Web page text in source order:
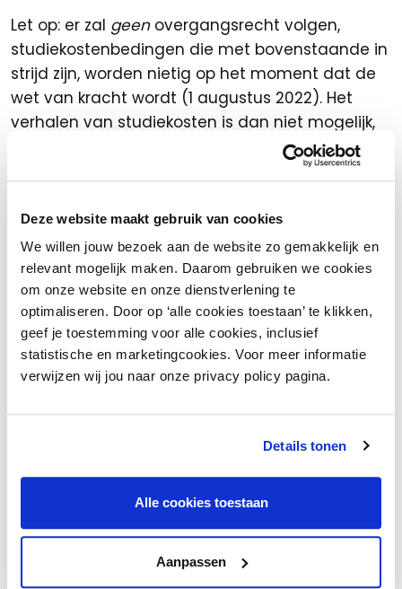
Deze website maakt gebruik van cookies
We willen jouw bezoek aan de website zo gemakkelijk en
relevant mogelijk maken. Daarom gebruiken we cookies
om onze website en onze dienstverlening te
optimaliseren. Door op ‘alle cookies toestaan’ te klikken,
geef je toestemming voor alle cookies, inclusief
statistische en marketingcookies. Voor meer informatie
verwijzen wij jou naar onze privacy policy pagina.
Details tonen
Alle cookies toestaan
Aanpassen
Let op: er zal geenovergangsrecht volgen,
studiekostenbedingen die met bovenstaande in
strijd zijn, worden nietig op het moment dat de
wet van kracht wordt (1 augustus 2022). Het
verhalen van studiekosten is dan niet mogelijk,
ook mogen de kosten niet verrekend worden.
Het niet naleven van de scholingsverplichting
kan leiden tot een schadevergoeding aan de
werknemer en kan ook meewegen in een
eventuele ontslagprocedure. Het kan/ zal dus
een Is ontslag in de weg (kunnen) staan!
Nevenwerkzaamheden
In de richtlijn is opgenomen dat het een
werknemer is toegestaan om meerdere banen
verrichten. Een werkgever mag dit beperken,
maar er dient dan wel een
rechtvaardigingsgrond te zijn. Deze hoeft
daarbij niet opgenomen te zijn in de
arbeidsovereenkomst, een werkgever kan